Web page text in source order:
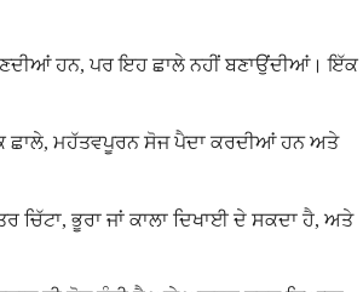
ਬਣਦੀਆਂ ਹਨ, ਪਰ ਇਹ ਛਾਲੇ ਨਹੀਂ ਬਣਾਉਂਦੀਆਂ। ਇੱਕ
ਛਾਲੇ, ਮਹੱਤਵਪੂਰਨ ਸੋਜ ਪੈਦਾ ਕਰਦੀਆਂ ਹਨ ਅਤੇ
ਭੂਰਾ ਜਾਂ ਕਾਲਾ ਦਿਖਾਈ ਦੇ ਸਕਦਾ ਹੈ, ਅਤੇ